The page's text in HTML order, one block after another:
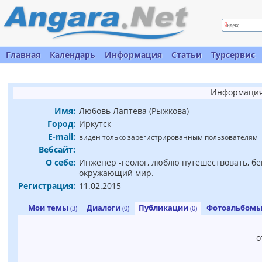
Главная Календарь Информация Статьи Турсервис
Имя: Любовь Лаптева (Рыжкова)
Город: Иркутск
E-mail: виден только зарегистрированным пользователям
Вебсайт:
О себе: Инженер -геолог, люблю путешествовать,
окружающий мир.
Регистрация: 11.02.2015
Мои темы (3) Диалоги (0) Публикации (0)